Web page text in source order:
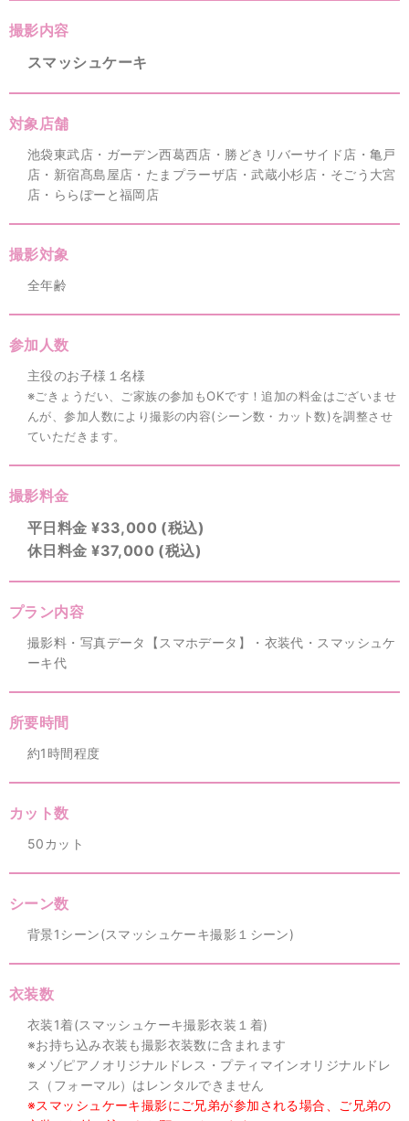
撮影内容
スマッシュケーキ
対象店舗
池袋東武店・ガーデン西葛西店・勝どきリバーサイド店・亀戸
店・新宿髙島屋店・たまプラーザ店・武蔵小杉店・そごう大宮
店・ららぽーと福岡店
撮影対象
全年齢
参加人数
主役のお子様１名様
※ごきょうだい、ご家族の参加もOKです！追加の料金はございませ
んが、参加人数により撮影の内容(シーン数・カット数)を調整させ
ていただきます。
撮影料金
平日料金 ¥33,000 (税込)
休日料金 ¥37,000 (税込)
プラン内容
撮影料・写真データ【スマホデータ】・衣装代・スマッシュケ
ーキ代
所要時間
約1時間程度
カット数
50カット
シーン数
背景1シーン(スマッシュケーキ撮影１シーン)
衣装数
衣装1着(スマッシュケーキ撮影衣装１着)
※お持ち込み衣装も撮影衣装数に含まれます
※メゾピアノオリジナルドレス・プティマインオリジナルドレ
ス（フォーマル）はレンタルできません
※スマッシュケーキ撮影にご兄弟が参加される場合、ご兄弟の